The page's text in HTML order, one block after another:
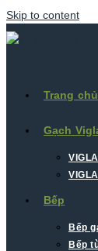
Skip to content
Trang chủ
Gạch
Bếp
Bếp
Bếp